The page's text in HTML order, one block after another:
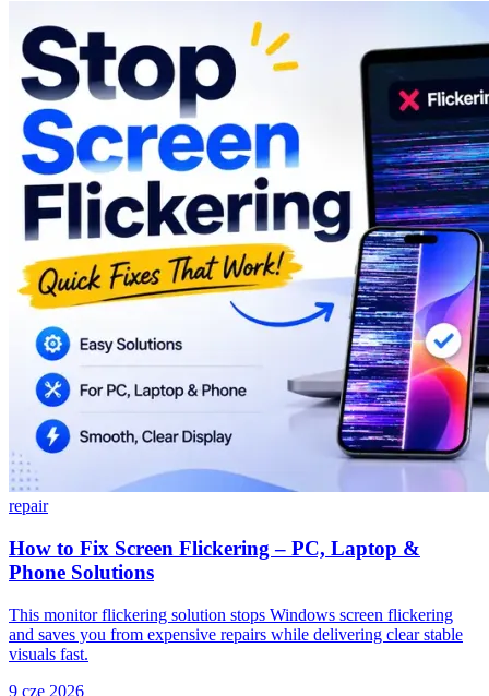
repair
How to Fix Screen Flickering – PC, Laptop &
Phone Solutions
This monitor flickering solution stops Windows screen flickering
and saves you from expensive repairs while delivering clear stable
visuals fast.
9 cze 2026